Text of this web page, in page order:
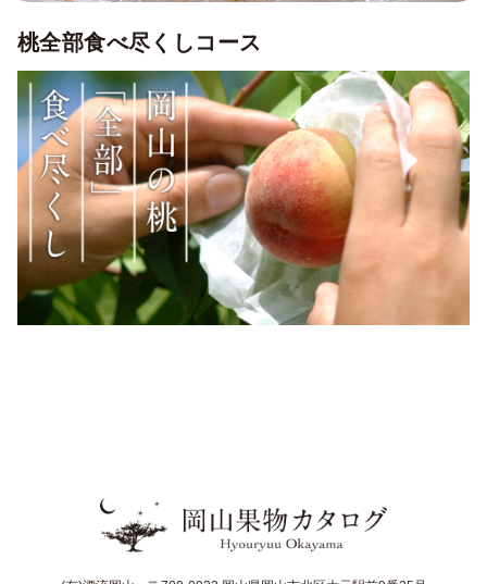
桃全部食べ尽くしコース